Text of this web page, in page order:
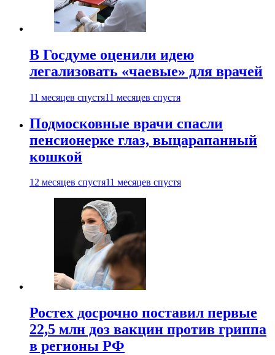
В Госдуме оценили идею
легализовать «чаевые» для врачей
11 месяцев спустя11 месяцев спустя
Подмосковные врачи спасли
пенсионерке глаз, выцарапанный
кошкой
12 месяцев спустя11 месяцев спустя
Ростех досрочно поставил первые
22,5 млн доз вакцин против гриппа
в регионы РФ